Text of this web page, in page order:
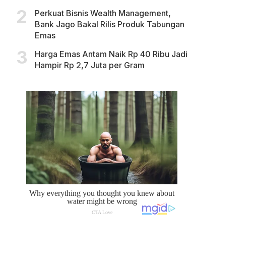
Perkuat Bisnis Wealth Management,
Bank Jago Bakal Rilis Produk Tabungan
Emas
Harga Emas Antam Naik Rp 40 Ribu Jadi
Hampir Rp 2,7 Juta per Gram